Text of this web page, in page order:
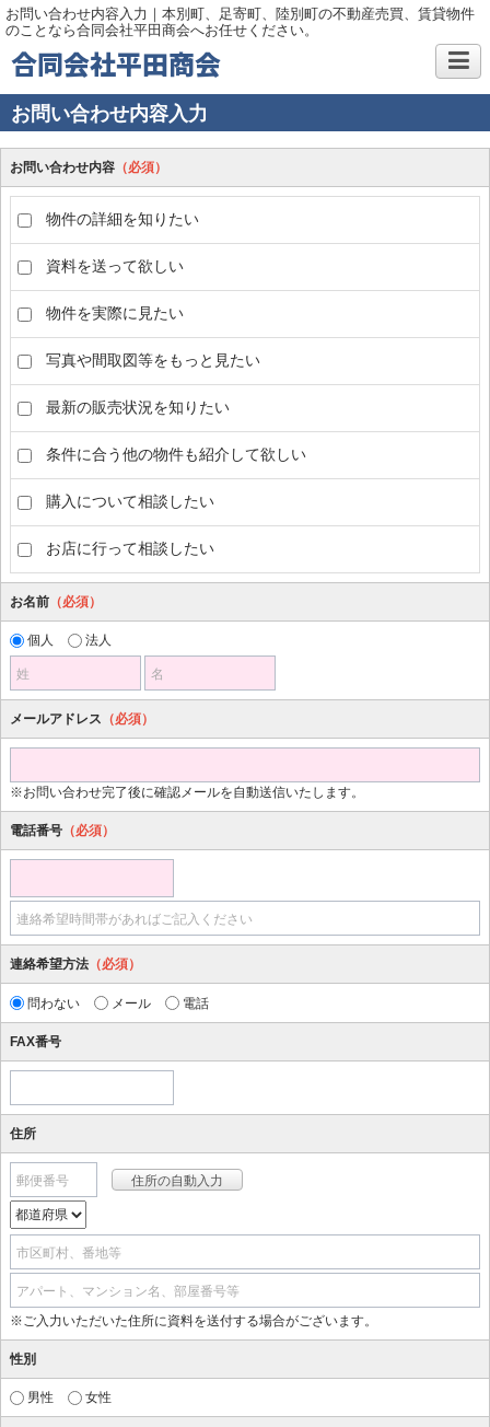
お問い合わせ内容入力｜本別町、足寄町、陸別町の不動産売買、賃貸物件
のことなら合同会社平田商会へお任せください。
合同会社平田商会
お問い合わせ内容入力
お問い合わせ内容 （必須）
物件の詳細を知りたい
資料を送って欲しい
物件を実際に見たい
写真や間取図等をもっと見たい
最新の販売状況を知りたい
条件に合う他の物件も紹介して欲しい
購入について相談したい
お店に行って相談したい
お名前 （必須）
個人 法人
姓 名
メールアドレス （必須）
※お問い合わせ完了後に確認メールを自動送信いたします。
電話番号 （必須）
連絡希望時間帯があればご記入ください
連絡希望方法 （必須）
問わない メール 電話
FAX番号
住所
郵便番号
市区町村、番地等
アパート、マンション名、部屋番号等
※ご入力いただいた住所に資料を送付する場合がございます。
性別
男性 女性